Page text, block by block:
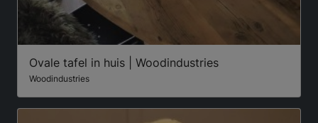
Ovale tafel in huis | Woodindustries
Woodindustries